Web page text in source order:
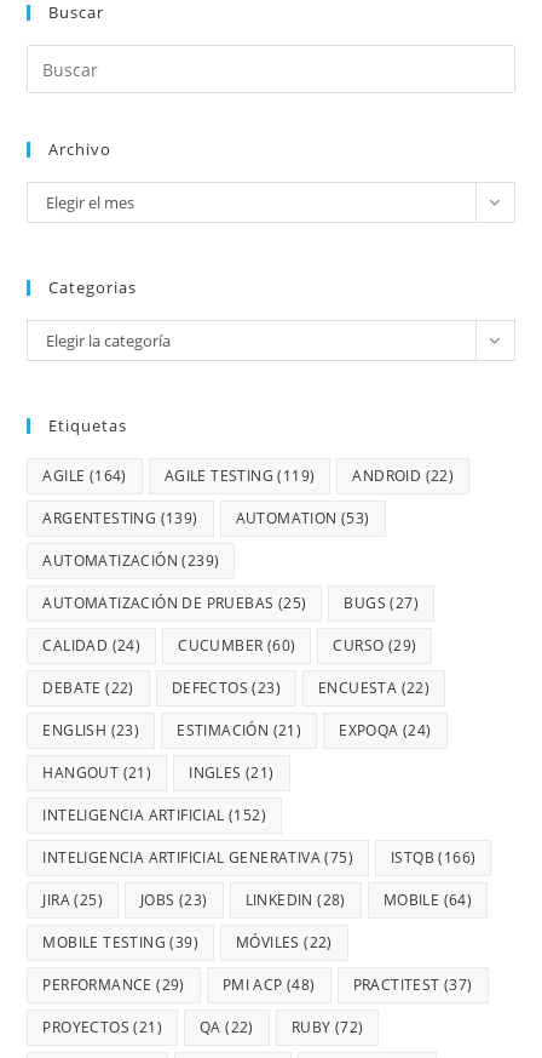
Buscar
Archivo
Elegir el mes
Categorias
Elegir la categoría
Etiquetas
AGILE (164) AGILE TESTING (119) ANDROID (22)
ARGENTESTING (139) AUTOMATION (53)
AUTOMATIZACIÓN (239)
AUTOMATIZACIÓN DE PRUEBAS (25) BUGS (27)
CALIDAD (24) CUCUMBER (60) CURSO (29)
DEBATE (22) DEFECTOS (23) ENCUESTA (22)
ENGLISH (23) ESTIMACIÓN (21) EXPOQA (24)
HANGOUT (21) INGLES (21)
INTELIGENCIA ARTIFICIAL (152)
INTELIGENCIA ARTIFICIAL GENERATIVA(75) ISTQB (166)
JIRA(25) JOBS (23) LINKEDIN (28) MOBILE (64)
MOBILE TESTING (39) MÓVILES (22)
PERFORMANCE (29) PMI ACP (48) PRACTITEST (37)
PROYECTOS (21) QA (22) RUBY (72)